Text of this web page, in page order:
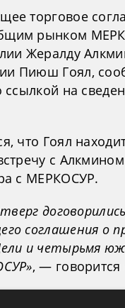
торговое
рынком
Жералду
Пиюш Гоял,
на
что Гоял
с
с МЕРКОСУР.
соглашения о
и четырьмя
, —